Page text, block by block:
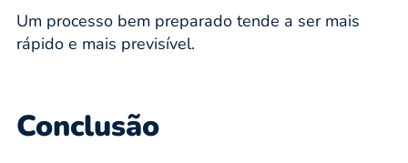
Um processo bem preparado tende a ser mais
rápido e mais previsível.
Conclusão